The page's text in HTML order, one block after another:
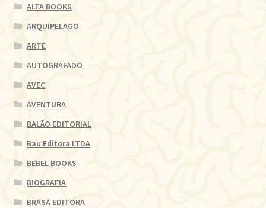
ALTA BOOKS
ARQUIPELAGO
ARTE
AUTOGRAFADO
AVEC
AVENTURA
BALÃO EDITORIAL
Bau Editora LTDA
BEBEL BOOKS
BIOGRAFIA
BRASA EDITORA